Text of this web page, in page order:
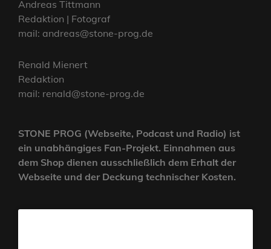
Andreas Tittmann
Redaktion | Fotograf
mail: andreas@stone-prog.de
Renald Mienert
Redaktion
mail: renald@stone-prog.de
STONE PROG (Webseite, Podcast und Radio) ist
ein unabhängiges Fan-Projekt. Einnahmen aus
dem Shop dienen ausschließlich dem Erhalt der
Webseite und der Deckung technischer Kosten.